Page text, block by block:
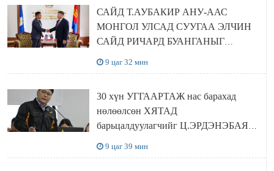
САЙД Т.АУБАКИР АНУ-ААС
МОНГОЛ УЛСАД СУУГАА ЭЛЧИН
САЙД РИЧАРД БУАНГАНЫГ
9 цаг 32 мин
30 хүн УГГААРТАЖ нас барахад
нөлөөлсөн ХЯТАД
барьцалдуулагчийг Ц.ЭРДЭНЭБАЯР
9 цаг 39 мин